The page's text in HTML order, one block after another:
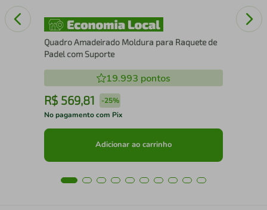
Quadro Amadeirado Moldura para Raquete de
Padel com Suporte
19.993 pontos
R$ 569,81 -25%
No pagamento com Pix
Adicionar ao carrinho